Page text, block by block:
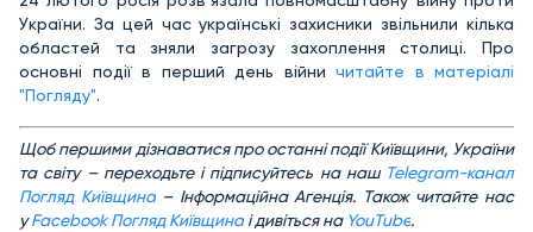
України. За цей час українські захисники звільнили кілька
областей та зняли загрозу захоплення столиці. Про
основні події в перший день війни читайте в матеріалі
"Погляду".
Щоб першими дізнаватися про останні події Київщини, України
та світу – переходьте і підписуйтесь на наш Telegram-канал
Погляд Київщина– Інформаційна Агенція. Також читайте нас
уFacebook Погляд Київщина і дивіться на YouTube.